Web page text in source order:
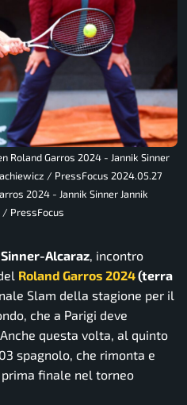
Roland Garros 2024 - Jannik Sinner
/ PressFocus 2024.05.27
2024 - Jannik Sinner Jannik
/ PressFocus
Sinner-Alcaraz, incontro
Roland Garros 2024(terra
Slam della stagione per il
che a Parigi deve
questa volta, al quinto
spagnolo, che rimonta e
prima finale nel torneo